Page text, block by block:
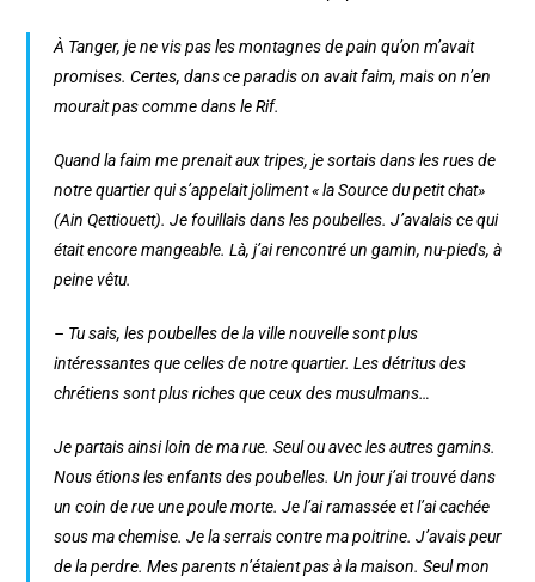
À Tanger, je ne vis pas les montagnes de pain qu’on m’avait
promises. Certes, dans ce paradis on avait faim, mais on n’en
mourait pas comme dans le Rif.
Quand la faim me prenait aux tripes, je sortais dans les rues de
notre quartier qui s’appelait joliment « la Source du petit chat»
(Ain Qettiouett). Je fouillais dans les poubelles. J’avalais ce qui
était encore mangeable. Là, j’ai rencontré un gamin, nu-pieds, à
peine vêtu.
– Tu sais, les poubelles de la ville nouvelle sont plus
intéressantes que celles de notre quartier. Les détritus des
chrétiens sont plus riches que ceux des musulmans…
Je partais ainsi loin de ma rue. Seul ou avec les autres gamins.
Nous étions les enfants des poubelles. Un jour j’ai trouvé dans
un coin de rue une poule morte. Je l’ai ramassée et l’ai cachée
sous ma chemise. Je la serrais contre ma poitrine. J’avais peur
de la perdre. Mes parents n’étaient pas à la maison. Seul mon